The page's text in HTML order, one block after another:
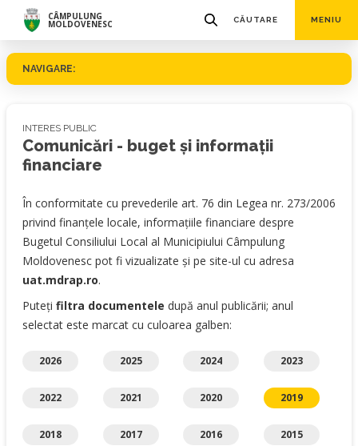
CÂMPULUNG
MOLDOVENESC CĂUTARE MENIU
NAVIGARE:
INTERES PUBLIC
Comunicări - buget și informații
financiare
În conformitate cu prevederile art. 76 din Legea nr. 273/2006
privind finanţele locale, informaţiile financiare despre
Bugetul Consiliului Local al Municipiului Câmpulung
Moldovenesc pot fi vizualizate şi pe site-ul cu adresa
uat.mdrap.ro.
Puteți filtra documentele după anul publicării; anul
selectat este marcat cu culoarea galben:
2026 2025 2024 2023
2022 2021 2020 2019
2018 2017 2016 2015